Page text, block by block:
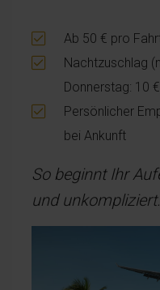
Ab 50 € pro
Nachtzuschlag
Donnerstag: 10
Persönlicher
bei Ankunft
So beginnt Ihr
und unkompliziert.